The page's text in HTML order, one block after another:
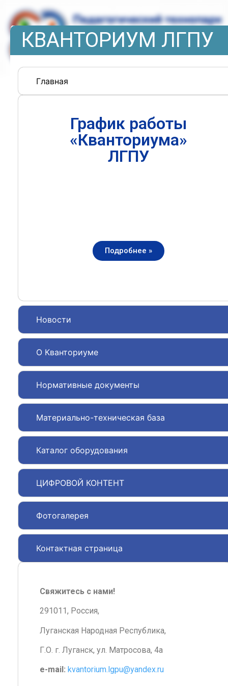
КВАНТОРИУМ ЛГПУ
Главная
Новости
О Кванториуме
Нормативные документы
Материально-техническая база
Каталог оборудования
ЦИФРОВОЙ КОНТЕНТ
Фотогалерея
Контактная страница
График работы
«Кванториума»
ЛГПУ
Подробнее »
Свяжитесь с нами!
291011, Россия,
Луганская Народная Республика,
Г.О. г. Луганск, ул. Матросова, 4а
e-mail: kvantorium.lgpu@yandex.ru